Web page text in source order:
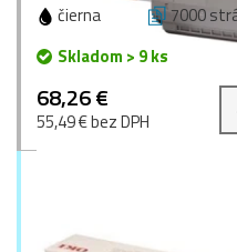
čierna 7000
Skladom > 9 ks
68,26 €
55,49 € bez DPH